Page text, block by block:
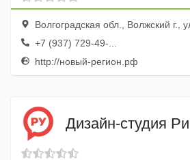
Волгоградская обл., Волжский г., ул. 7
+7 (937) 729-49-...
http://новый-регион.рф
Дизайн-студия